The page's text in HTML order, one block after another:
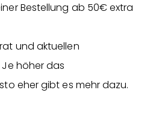
Bestellung ab 50€ extra
und aktuellen
höher das
eher gibt es mehr dazu.